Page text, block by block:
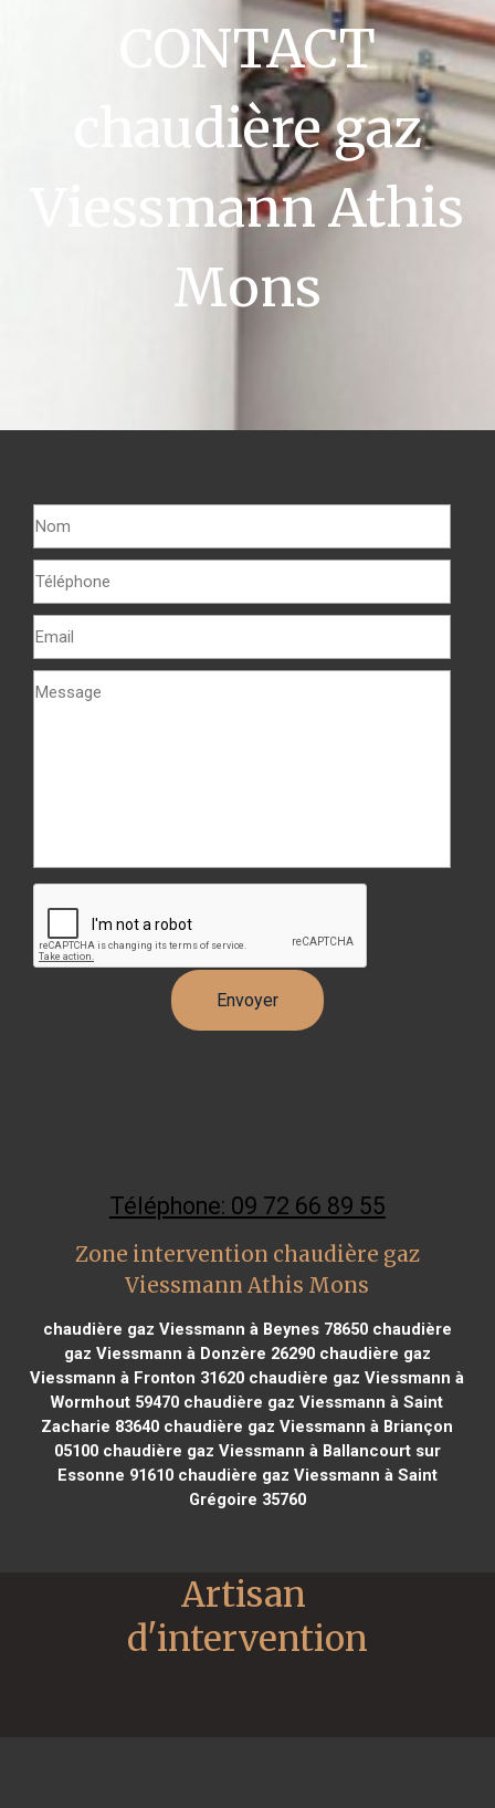
CONTACT
chaudière gaz
Viessmann Athis
Mons
Téléphone: 09 72 66 89 55
Zone intervention chaudière gaz
Viessmann Athis Mons
chaudière gaz Viessmann à Beynes 78650chaudière
gaz Viessmann à Donzère 26290chaudière gaz
Viessmann à Fronton 31620 chaudière gaz Viessmann à
Wormhout 59470 chaudière gaz Viessmann à Saint
Zacharie 83640 chaudière gaz Viessmann à Briançon
05100chaudière gaz Viessmann à Ballancourt sur
Essonne 91610chaudière gaz Viessmann à Saint
Grégoire 35760
Artisan
d'intervention